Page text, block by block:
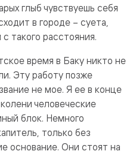
глыб чувствуешь себя
в городе – суета,
такого расстояния.
время в Баку никто не
Эту работу позже
не мое. Я ее в конце
человеческие
блок. Немного
только без
основание. Они стоят на